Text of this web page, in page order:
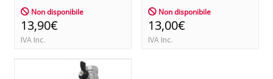
Non disponibile
13,90€
IVA Inc.
Non disponibile
13,00€
IVA Inc.